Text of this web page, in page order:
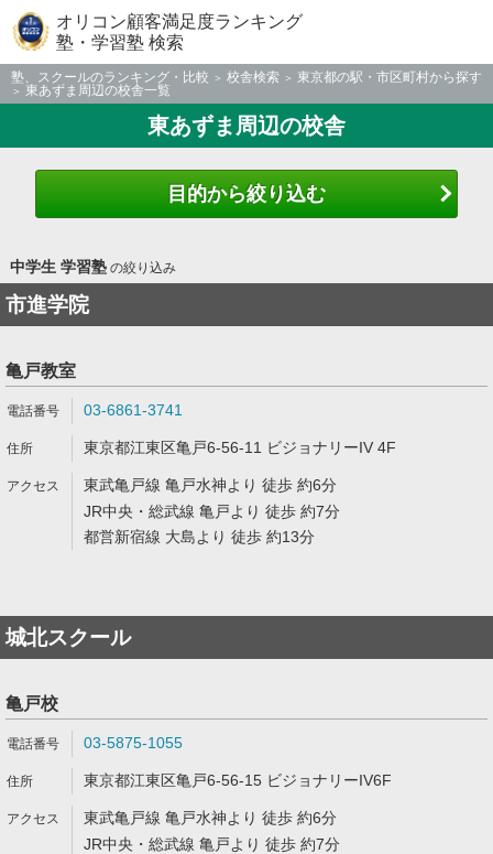
オリコン顧客満足度ランキング
塾・学習塾 検索
塾、スクールのランキング・比較 校舎検索
東京都の駅・市区町村から探す
東あずま周辺の校舎一覧
東あずま周辺の校舎
目的から絞り込む
中学生 学習塾の絞り込み
市進学院
亀戸教室
03-6861-3741
東京都江東区亀戸6-56-11 ビジョナリーIV 4F
東武亀戸線 亀戸水神より 徒歩 約6分
JR中央・総武線 亀戸より 徒歩 約7分
都営新宿線 大島より 徒歩 約13分
城北スクール
亀戸校
03-5875-1055
東京都江東区亀戸6-56-15 ビジョナリーIV6F
東武亀戸線 亀戸水神より 徒歩 約6分
JR中央・総武線 亀戸より 徒歩 約7分